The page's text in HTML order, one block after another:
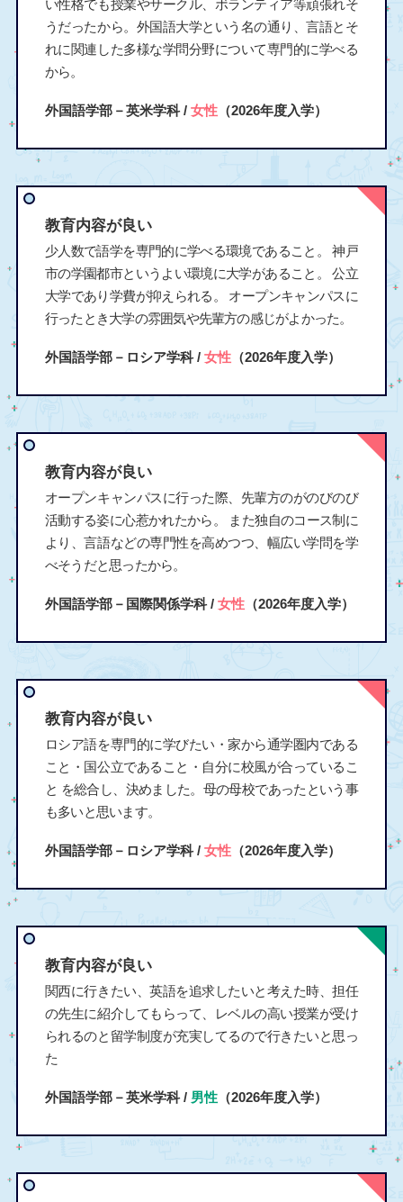
い性格でも授業やサークル、ボランティア等頑張れそ
うだったから。外国語大学という名の通り、言語とそ
れに関連した多様な学問分野について専門的に学べる
から。
外国語学部－英米学科 / 女性（2026年度入学）
教育内容が良い
少人数で語学を専門的に学べる環境であること。 神戸
市の学園都市というよい環境に大学があること。 公立
大学であり学費が抑えられる。 オープンキャンパスに
行ったとき大学の雰囲気や先輩方の感じがよかった。
外国語学部－ロシア学科 / 女性（2026年度入学）
教育内容が良い
オープンキャンパスに行った際、先輩方のがのびのび
活動する姿に心惹かれたから。 また独自のコース制に
より、言語などの専門性を高めつつ、幅広い学問を学
べそうだと思ったから。
外国語学部－国際関係学科 / 女性（2026年度入学）
教育内容が良い
ロシア語を専門的に学びたい・家から通学圏内である
こと・国公立であること・自分に校風が合っているこ
と を総合し、決めました。母の母校であったという事
も多いと思います。
外国語学部－ロシア学科 / 女性（2026年度入学）
教育内容が良い
関西に行きたい、英語を追求したいと考えた時、担任
の先生に紹介してもらって、レベルの高い授業が受け
られるのと留学制度が充実してるので行きたいと思っ
た
外国語学部－英米学科 / 男性（2026年度入学）